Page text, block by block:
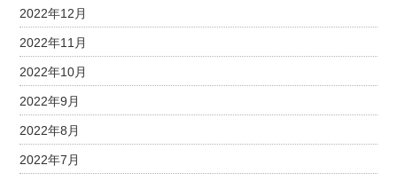
2022年12月
2022年11月
2022年10月
2022年9月
2022年8月
2022年7月